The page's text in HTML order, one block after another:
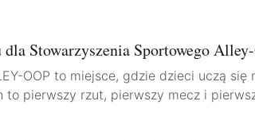
Stowarzyszenia Sportowego
OOP to miejsce, gdzie dzieci uczą
to pierwszy rzut, pierwszy mecz i